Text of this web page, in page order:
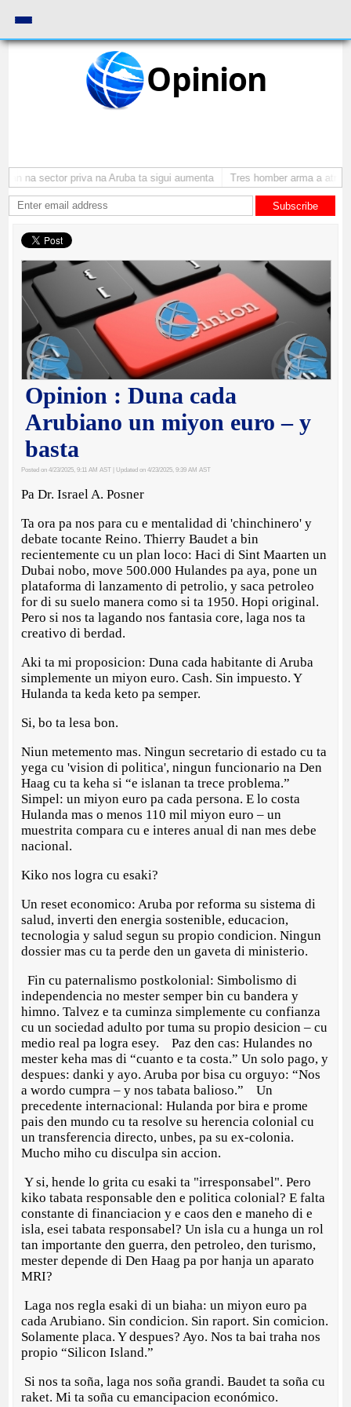
Opinion
na sector priva na Aruba ta sigui aumenta Tres homber arma a
Subscribe
Opinion : Duna cada
Arubiano un miyon euro – y
basta
Posted on 4/23/2025, 9:11 AM AST | Updated on 4/23/2025, 9:39 AM AST
Pa Dr. Israel A. Posner
Ta ora pa nos para cu e mentalidad di 'chinchinero' y
debate tocante Reino. Thierry Baudet a bin
recientemente cu un plan loco: Haci di Sint Maarten un
Dubai nobo, move 500.000 Hulandes pa aya, pone un
plataforma di lanzamento di petrolio, y saca petroleo
for di su suelo manera como si ta 1950. Hopi original.
Pero si nos ta lagando nos fantasia core, laga nos ta
creativo di berdad.
Aki ta mi proposicion: Duna cada habitante di Aruba
simplemente un miyon euro. Cash. Sin impuesto. Y
Hulanda ta keda keto pa semper.
Si, bo ta lesa bon.
Niun metemento mas. Ningun secretario di estado cu ta
yega cu 'vision di politica', ningun funcionario na Den
Haag cu ta keha si “e islanan ta trece problema.”
Simpel: un miyon euro pa cada persona. E lo costa
Hulanda mas o menos 110 mil miyon euro – un
muestrita compara cu e interes anual di nan mes debe
nacional.
Kiko nos logra cu esaki?
Un reset economico: Aruba por reforma su sistema di
salud, inverti den energia sostenible, educacion,
tecnologia y salud segun su propio condicion. Ningun
dossier mas cu ta perde den un gaveta di ministerio.
⁠ ⁠Fin cu paternalismo postkolonial: Simbolismo di
independencia no mester semper bin cu bandera y
himno. Talvez e ta cuminza simplemente cu confianza
cu un sociedad adulto por tuma su propio desicion – cu
medio real pa logra esey. ⁠ ⁠Paz den cas: Hulandes no
mester keha mas di “cuanto e ta costa.” Un solo pago, y
despues: danki y ayo. Aruba por bisa cu orguyo: “Nos
a wordo cumpra – y nos tabata balioso.” ⁠ ⁠Un
precedente internacional: Hulanda por bira e prome
pais den mundo cu ta resolve su herencia colonial cu
un transferencia directo, unbes, pa su ex-colonia.
Mucho miho cu disculpa sin accion.
Y si, hende lo grita cu esaki ta "irresponsabel". Pero
kiko tabata responsable den e politica colonial? E falta
constante di financiacion y e caos den e maneho di e
isla, esei tabata responsabel? Un isla cu a hunga un rol
tan importante den guerra, den petroleo, den turismo,
mester depende di Den Haag pa por hanja un aparato
MRI?
Laga nos regla esaki di un biaha: un miyon euro pa
cada Arubiano. Sin condicion. Sin raport. Sin comicion.
Solamente placa. Y despues? Ayo. Nos ta bai traha nos
propio “Silicon Island.”
Si nos ta soña, laga nos soña grandi. Baudet ta soña cu
raket. Mi ta soña cu emancipacion económico.